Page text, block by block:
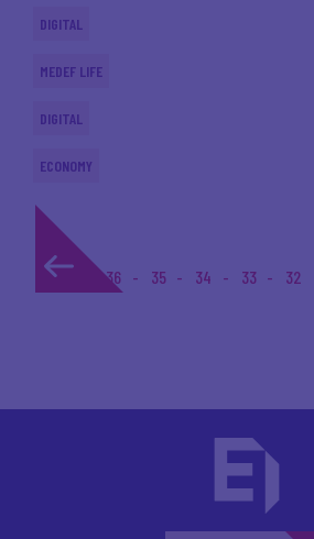
DIGITAL
MEDEF LIFE
DIGITAL
ECONOMY
1... 36 35 34 33 32